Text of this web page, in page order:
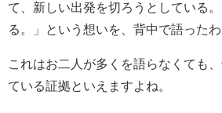
て、新しい出発を切ろうとしている
る。」という想いを、背中で語ったわ
これはお二人が多くを語らなくても
ている証拠といえますよね。